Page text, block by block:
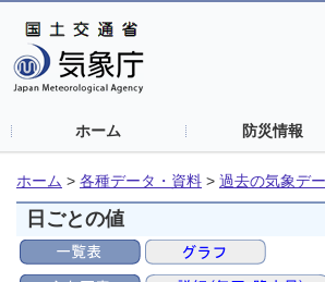
ホーム 防災情報
ホーム > 各種データ・資料 > 過去の気象デ
日ごとの値